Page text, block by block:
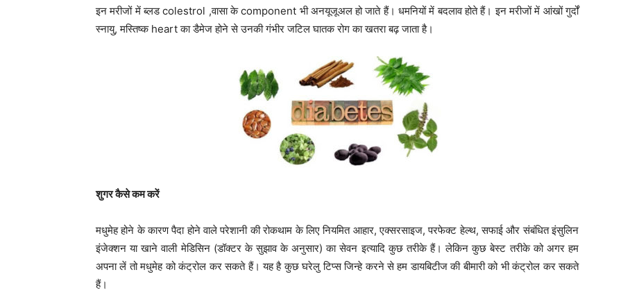
इन मरीजों में ब्लड colestrol ,वासा के component भी अनयूजूअल हो जाते हैं। धमनियों में बदलाव होते हैं। इन मरीजों में आंखों गुर्दों
स्नायु, मस्तिष्क heart का डैमेज होने से उनकी गंभीर जटिल घातक रोग का खतरा बढ़ जाता है।
शुगर कैसे कम करें
मधुमेह होने के कारण पैदा होने वाले परेशानी की रोकथाम के लिए नियमित आहार, एक्सरसाइज, परफेक्ट हेल्थ, सफाई और संबंधित इंसुलिन
इंजेक्शन या खाने वाली मेडिसिन (डॉक्टर के सुझाव के अनुसार) का सेवन इत्यादि कुछ तरीके हैं। लेकिन कुछ बेस्ट तरीके को अगर हम
अपना लें तो मधुमेह को कंट्रोल कर सकते हैं। यह है कुछ घरेलु टिप्स जिन्हे करने से हम डायबिटीज की बीमारी को भी कंट्रोल कर सकते
हैं।